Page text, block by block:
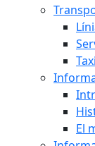
Taxi
El